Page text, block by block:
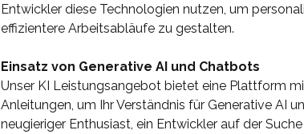
Entwickler diese Technologien nutzen, um
effizientere Arbeitsabläufe zu gestalten.
Einsatz von Generative AI und Chatbots
Unser KI Leistungsangebot bietet eine Plattform
Anleitungen, um Ihr Verständnis für Generative AI
neugieriger Enthusiast, ein Entwickler auf der